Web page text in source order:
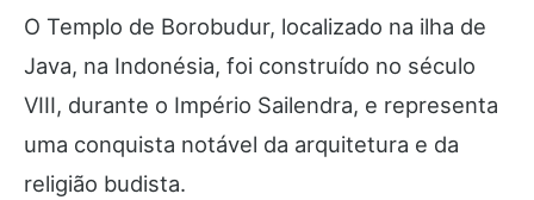
O Templo de Borobudur, localizado na ilha de
Java, na Indonésia, foi construído no século
VIII, durante o Império Sailendra, e representa
uma conquista notável da arquitetura e da
religião budista.